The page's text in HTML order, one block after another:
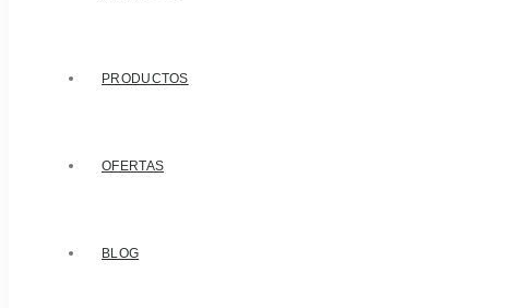
PRODUCTOS
OFERTAS
BLOG